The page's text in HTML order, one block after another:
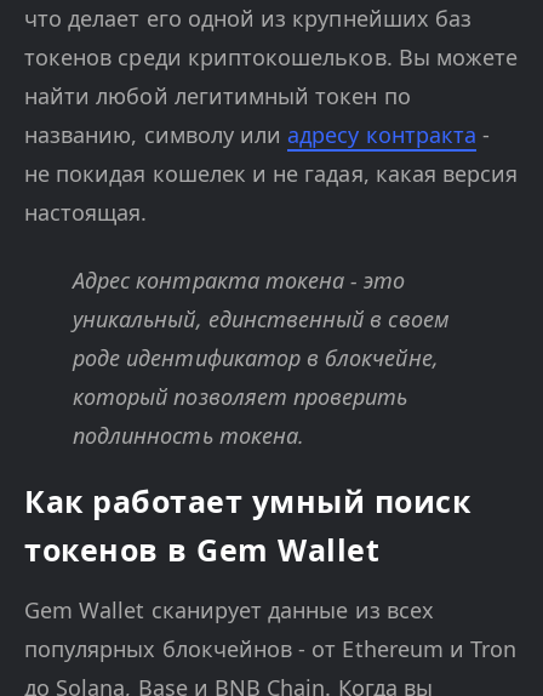
что делает его одной из крупнейших баз
токенов среди криптокошельков. Вы можете
найти любой легитимный токен по
названию, символу или адресу контракта -
не покидая кошелек и не гадая, какая версия
настоящая.
Адрес контракта токена - это
уникальный, единственный в своем
роде идентификатор в блокчейне,
который позволяет проверить
подлинность токена.
Как работает умный поиск
токенов в Gem Wallet
Gem Wallet сканирует данные из всех
популярных блокчейнов - от Ethereum и Tron
до Solana, Base и BNB Chain. Когда вы